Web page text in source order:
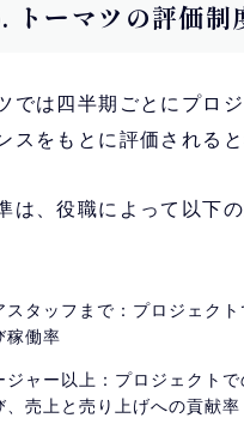
トーマツの評価制
では四半期ごとにプロ
スをもとに評価される
は、役職によって以下
スタッフまで：プロジェク
稼働率
ジャー以上：プロジェクト
、売上と売り上げへの貢献率